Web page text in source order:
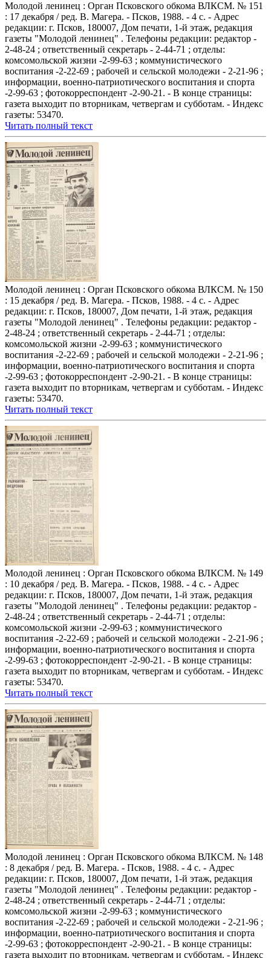
Молодой ленинец : Орган Псковского обкома ВЛКСМ. № 151
: 17 декабря / ред. В. Магера. - Псков, 1988. - 4 с. - Адрес
редакции: г. Псков, 180007, Дом печати, 1-й этаж, редакция
газеты "Молодой ленинец" . Телефоны редакции: редактор -
2-48-24 ; ответственный секретарь - 2-44-71 ; отделы:
комсомольской жизни -2-99-63 ; коммунистического
воспитания -2-22-69 ; рабочей и сельской молодежи - 2-21-96 ;
информации, военно-патриотического воспитания и спорта
-2-99-63 ; фотокорреспондент -2-90-21. - В конце страницы:
газета выходит по вторникам, четвергам и субботам. - Индекс
газеты: 53470.
Читать полный текст
Молодой ленинец : Орган Псковского обкома ВЛКСМ. № 150
: 15 декабря / ред. В. Магера. - Псков, 1988. - 4 с. - Адрес
редакции: г. Псков, 180007, Дом печати, 1-й этаж, редакция
газеты "Молодой ленинец" . Телефоны редакции: редактор -
2-48-24 ; ответственный секретарь - 2-44-71 ; отделы:
комсомольской жизни -2-99-63 ; коммунистического
воспитания -2-22-69 ; рабочей и сельской молодежи - 2-21-96 ;
информации, военно-патриотического воспитания и спорта
-2-99-63 ; фотокорреспондент -2-90-21. - В конце страницы:
газета выходит по вторникам, четвергам и субботам. - Индекс
газеты: 53470.
Читать полный текст
Молодой ленинец : Орган Псковского обкома ВЛКСМ. № 149
: 10 декабря / ред. В. Магера. - Псков, 1988. - 4 с. - Адрес
редакции: г. Псков, 180007, Дом печати, 1-й этаж, редакция
газеты "Молодой ленинец" . Телефоны редакции: редактор -
2-48-24 ; ответственный секретарь - 2-44-71 ; отделы:
комсомольской жизни -2-99-63 ; коммунистического
воспитания -2-22-69 ; рабочей и сельской молодежи - 2-21-96 ;
информации, военно-патриотического воспитания и спорта
-2-99-63 ; фотокорреспондент -2-90-21. - В конце страницы:
газета выходит по вторникам, четвергам и субботам. - Индекс
газеты: 53470.
Читать полный текст
Молодой ленинец : Орган Псковского обкома ВЛКСМ. № 148
: 8 декабря / ред. В. Магера. - Псков, 1988. - 4 с. - Адрес
редакции: г. Псков, 180007, Дом печати, 1-й этаж, редакция
газеты "Молодой ленинец" . Телефоны редакции: редактор -
2-48-24 ; ответственный секретарь - 2-44-71 ; отделы:
комсомольской жизни -2-99-63 ; коммунистического
воспитания -2-22-69 ; рабочей и сельской молодежи - 2-21-96 ;
информации, военно-патриотического воспитания и спорта
-2-99-63 ; фотокорреспондент -2-90-21. - В конце страницы:
газета выходит по вторникам, четвергам и субботам. - Индекс